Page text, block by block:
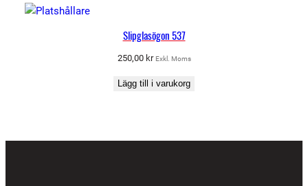
Slipglasögon 537
250,00 kr Exkl. Moms
Lägg till i varukorg